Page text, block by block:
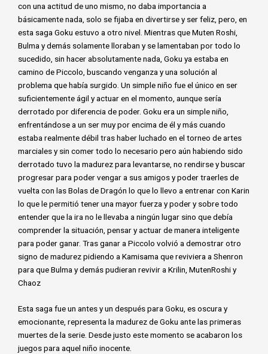
con una actitud de uno mismo, no daba importancia a
básicamente nada, solo se fijaba en divertirse y ser feliz, pero, en
esta saga Goku estuvo a otro nivel. Mientras que Muten Roshi,
Bulma y demás solamente lloraban y se lamentaban por todo lo
sucedido, sin hacer absolutamente nada, Goku ya estaba en
camino de Piccolo, buscando venganza y una solución al
problema que había surgido. Un simple niño fue el único en ser
suficientemente ágil y actuar en el momento, aunque sería
derrotado por diferencia de poder. Goku era un simple niño,
enfrentándose a un ser muy por encima de él y más cuando
estaba realmente débil tras haber luchado en el torneo de artes
marciales y sin comer todo lo necesario pero aún habiendo sido
derrotado tuvo la madurez para levantarse, no rendirse y buscar
progresar para poder vengar a sus amigos y poder traerles de
vuelta con las Bolas de Dragón lo que lo llevo a entrenar con Karin
lo que le permitió tener una mayor fuerza y poder y sobre todo
entender que la ira no le llevaba a ningún lugar sino que debía
comprender la situación, pensar y actuar de manera inteligente
para poder ganar. Tras ganar a Piccolo volvió a demostrar otro
signo de madurez pidiendo a Kamisama que reviviera a Shenron
para que Bulma y demás pudieran revivir a Krilin, MutenRoshi y
Chaoz
Esta saga fue un antes y un después para Goku, es oscura y
emocionante, representa la madurez de Goku ante las primeras
muertes de la serie. Desde justo este momento se acabaron los
juegos para aquel niño inocente.